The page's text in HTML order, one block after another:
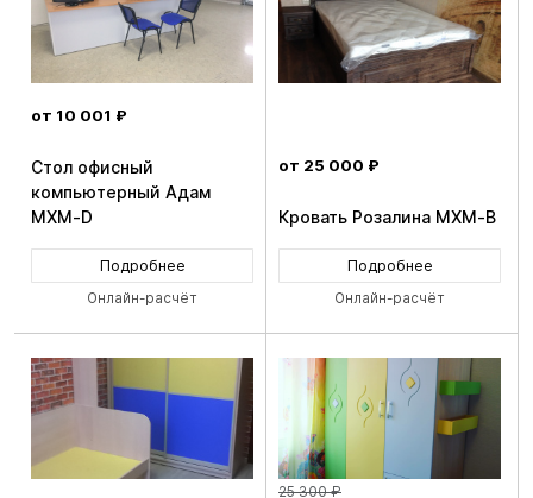
от 10 001 ₽
Стол офисный
компьютерный Адам
MXM-D
Подробнее
Онлайн-расчёт
от 25 000 ₽
Кровать Розалина MXM-B
Подробнее
Онлайн-расчёт
25 300 ₽